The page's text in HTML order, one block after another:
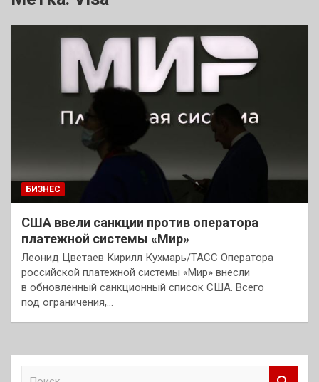
БИЗНЕС
США ввели санкции против оператора
платежной системы «Мир»
Леонид Цветаев Кирилл Кухмарь/ТАСС Оператора
российской платежной системы «Мир» внесли
в обновленный санкционный список США. Всего
под ограничения,…